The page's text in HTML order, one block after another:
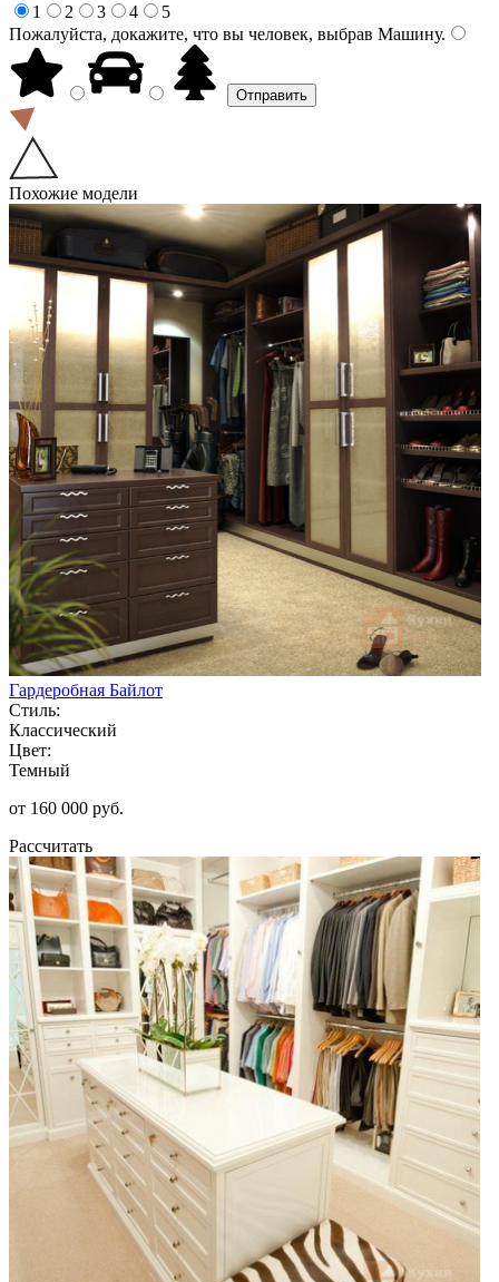
1
2 3 4
5
Пожалуйста, докажите, что вы человек, выбрав Машину.
Похожие модели
Гардеробная Байлот
Стиль:
Классический
Цвет:
Темный
от 160 000 руб.
Рассчитать